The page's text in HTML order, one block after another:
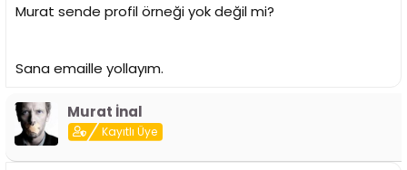
Murat sende profil örneği yok değil mi?
Sana emaille yollayım.
Murat İnal
Kayıtlı Üye